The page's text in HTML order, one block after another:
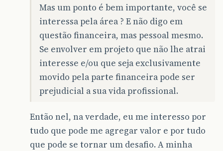
Mas um ponto é bem importante, você se
interessa pela área ? E não digo em
questão financeira, mas pessoal mesmo.
Se envolver em projeto que não lhe atrai
interesse e/ou que seja exclusivamente
movido pela parte financeira pode ser
prejudicial a sua vida profissional.
Então nel, na verdade, eu me interesso por
tudo que pode me agregar valor e por tudo
que pode se tornar um desafio. A minha